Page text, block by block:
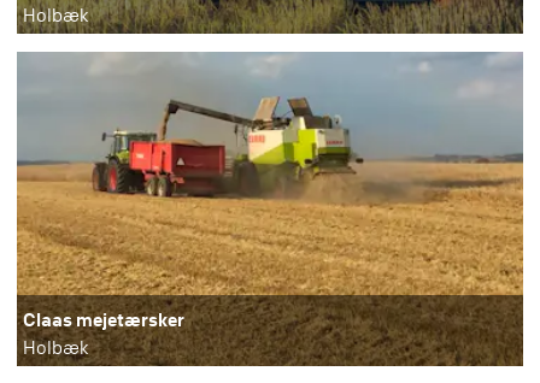
Holbæk
Claas mejetærsker
Holbæk